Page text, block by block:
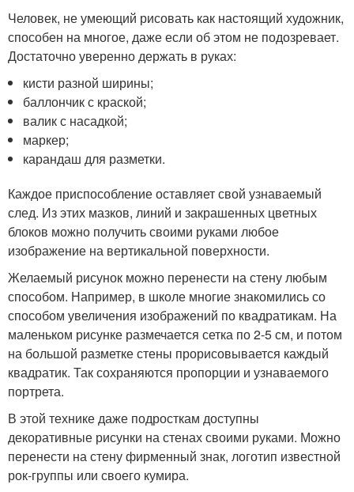
Человек, не умеющий рисовать как настоящий художник,
способен на многое, даже если об этом не подозревает.
Достаточно уверенно держать в руках:
кисти разной ширины;
баллончик с краской;
валик с насадкой;
маркер;
карандаш для разметки.
Каждое приспособление оставляет свой узнаваемый
след. Из этих мазков, линий и закрашенных цветных
блоков можно получить своими руками любое
изображение на вертикальной поверхности.
Желаемый рисунок можно перенести на стену любым
способом. Например, в школе многие знакомились со
способом увеличения изображений по квадратикам. На
маленьком рисунке размечается сетка по 2-5 см, и потом
на большой разметке стены прорисовывается каждый
квадратик. Так сохраняются пропорции и узнаваемого
портрета.
В этой технике даже подросткам доступны
декоративные рисунки на стенах своими руками. Можно
перенести на стену фирменный знак, логотип известной
рок-группы или своего кумира.